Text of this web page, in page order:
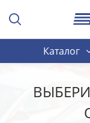
Каталог